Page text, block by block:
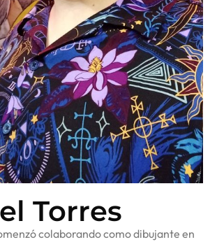
Torres
colaborando como dibujante en